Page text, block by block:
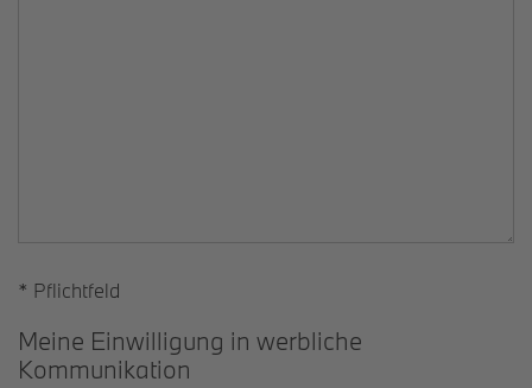
* Pflichtfeld
Meine Einwilligung in werbliche
Kommunikation